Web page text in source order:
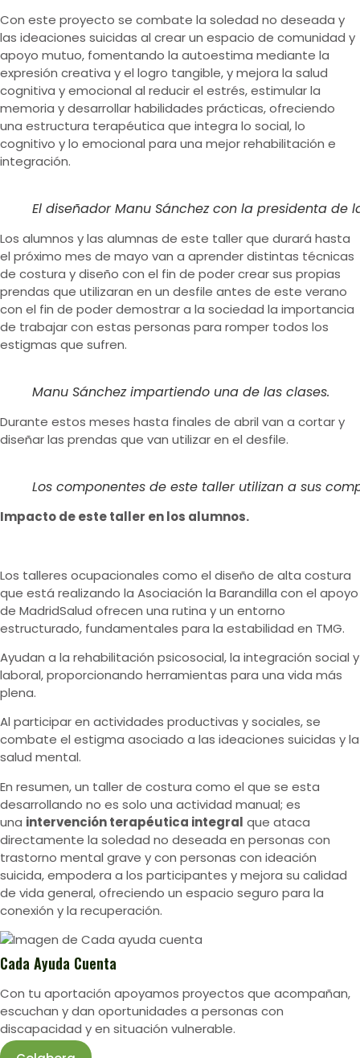
Con este proyecto se combate la soledad no deseada y
las ideaciones suicidas al crear un espacio de comunidad y
apoyo mutuo, fomentando la autoestima mediante la
expresión creativa y el logro tangible, y mejora la salud
cognitiva y emocional al reducir el estrés, estimular la
memoria y desarrollar habilidades prácticas, ofreciendo
una estructura terapéutica que integra lo social, lo
cognitivo y lo emocional para una mejor rehabilitación e
integración.
El diseñador Manu Sánchez con la presidenta
Los alumnos y las alumnas de este taller que durará hasta
el próximo mes de mayo van a aprender distintas técnicas
de costura y diseño con el fin de poder crear sus propias
prendas que utilizaran en un desfile antes de este verano
con el fin de poder demostrar a la sociedad la importancia
de trabajar con estas personas para romper todos los
estigmas que sufren.
Manu Sánchez impartiendo una de las clases.
Durante estos meses hasta finales de abril van a cortar y
diseñar las prendas que van utilizar en el desfile.
Los componentes de este taller utilizan a sus
Impacto de este taller en los alumnos.
Los talleres ocupacionales como el diseño de alta costura
que está realizando la Asociación la Barandilla con el apoyo
de MadridSalud ofrecen una rutina y un entorno
estructurado, fundamentales para la estabilidad en TMG.
Ayudan a la rehabilitación psicosocial, la integración social y
laboral, proporcionando herramientas para una vida más
plena.
Al participar en actividades productivas y sociales, se
combate el estigma asociado a las ideaciones suicidas y la
salud mental.
En resumen, un taller de costura como el que se esta
desarrollando no es solo una actividad manual; es
una intervención terapéutica integral que ataca
directamente la soledad no deseada en personas con
trastorno mental grave y con personas con ideación
suicida, empodera a los participantes y mejora su calidad
de vida general, ofreciendo un espacio seguro para la
conexión y la recuperación.
Cada Ayuda Cuenta
Con tu aportación apoyamos proyectos que acompañan,
escuchan y dan oportunidades a personas con
discapacidad y en situación vulnerable.